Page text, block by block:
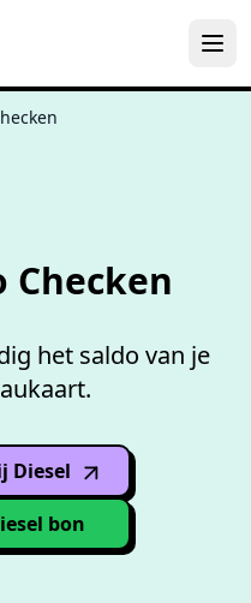
Checken
het saldo van je
Diesel
in new window
bon